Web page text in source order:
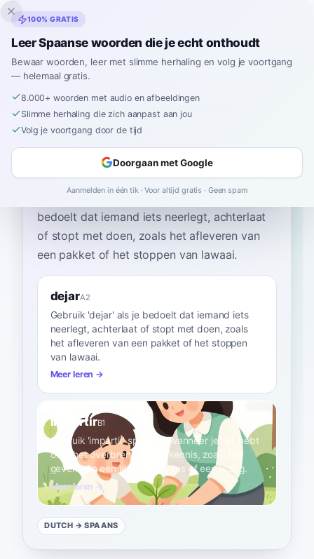
Inklingo
Home›Spaans›Dutch
Hoe zeg je "afleveren" in
het Spaans
Het meest gebruikte Spaanse woord voor
gebruik 'dejar' als je
bedoelt dat iemand iets neerlegt, achterlaat
of stopt met doen, zoals het afleveren van
een pakket of het stoppen van lawaai.
dejarA2
Gebruik 'dejar' als je bedoelt dat iemand iets
neerlegt, achterlaat of stopt met doen, zoals
het afleveren van een pakket of het stoppen
van lawaai.
Meer leren →
impartirB1
Gebruik 'impartir' specifiek wanneer je het hebt
over het overbrengen van kennis, zoals het
geven van een les, een cursus of een lezing.
Meer leren →
DUTCH → SPAANS
100% GRATIS
Leer Spaanse woorden die je echt onthoudt
Bewaar woorden, leer met slimme herhaling en volg je voortgang
— helemaal gratis.
8.000+ woorden met audio en afbeeldingen
Slimme herhaling die zich aanpast aan jou
Volg je voortgang door de tijd
Doorgaan met Google
Aanmelden in één tik · Voor altijd gratis · Geen spam